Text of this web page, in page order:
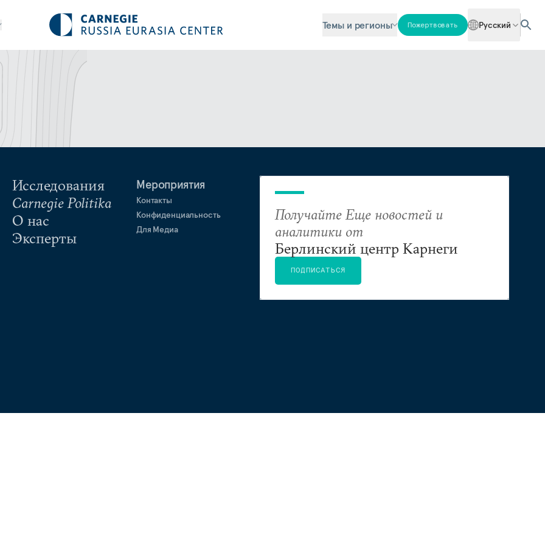
Темы и регионы Пожертвовать Русский
Исследования
Carnegie Politika
О нас
Эксперты
Мероприятия
Контакты
Конфиденциальность
Для Медиа
Получайте Еще новостей и
аналитики от
Берлинский центр Карнеги
ПОДПИСАТЬСЯ